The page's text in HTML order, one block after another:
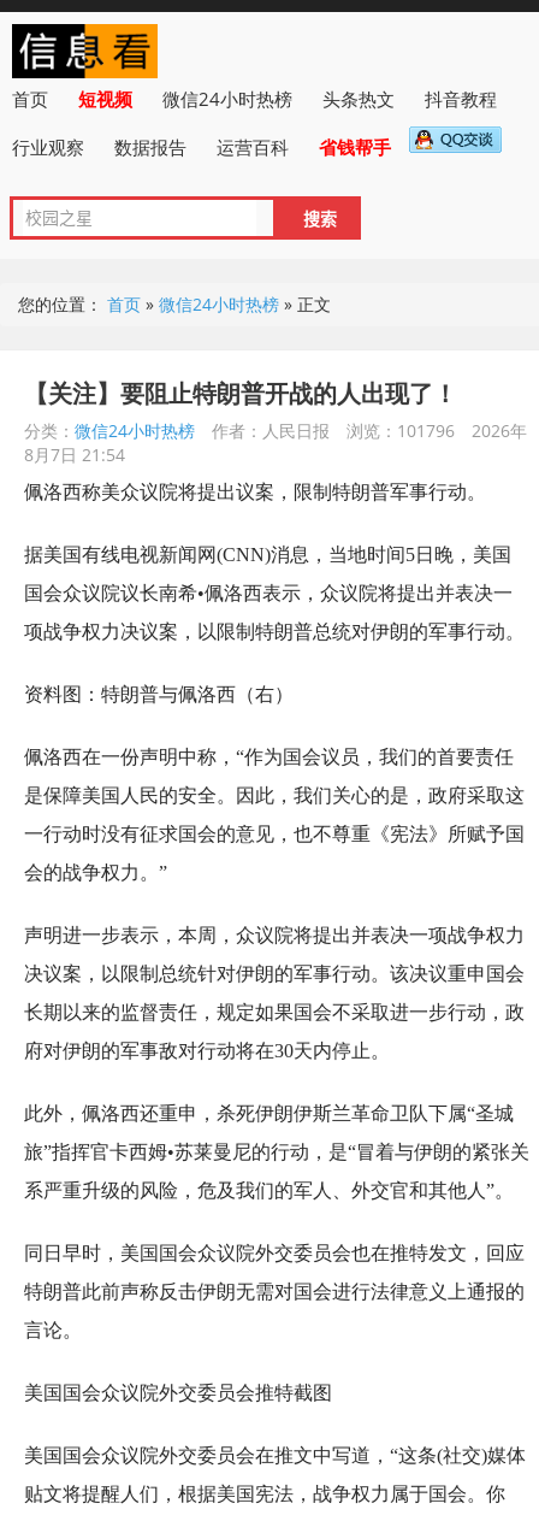
首页 短视频 微信24小时热榜 头条热文
抖音教程
行业观察
数据报告 运营百科 省钱帮手
您的位置： 首页 » 微信24小时热榜 » 正文
【关注】要阻止特朗普开战的人出现了！
分类： 微信24小时热榜 作者：人民日报 浏览：101796
2026年
8月7日 21:54
佩洛西称美众议院将提出议案，限制特朗普军事行动。
据美国有线电视新闻网(CNN)消息，当地时间5日晚，美国
国会众议院议长南希•佩洛西表示，众议院将提出并表决一
项战争权力决议案，以限制特朗普总统对伊朗的军事行动。
资料图：特朗普与佩洛西（右）
佩洛西在一份声明中称，“作为国会议员，我们的首要责任
是保障美国人民的安全。因此，我们关心的是，政府采取这
一行动时没有征求国会的意见，也不尊重《宪法》所赋予国
会的战争权力。”
声明进一步表示，本周，众议院将提出并表决一项战争权力
决议案，以限制总统针对伊朗的军事行动。该决议重申国会
长期以来的监督责任，规定如果国会不采取进一步行动，政
府对伊朗的军事敌对行动将在30天内停止。
此外，佩洛西还重申，杀死伊朗伊斯兰革命卫队下属“圣城
旅”指挥官卡西姆•苏莱曼尼的行动，是“冒着与伊朗的紧张关
系严重升级的风险，危及我们的军人、外交官和其他人”。
同日早时，美国国会众议院外交委员会也在推特发文，回应
特朗普此前声称反击伊朗无需对国会进行法律意义上通报的
言论。
美国国会众议院外交委员会推特截图
美国国会众议院外交委员会在推文中写道，“这条(社交)媒体
贴文将提醒人们，根据美国宪法，战争权力属于国会。你